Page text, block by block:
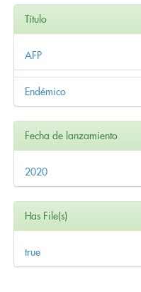
Título
AFP
Endémico
Fecha de lanzamiento
2020
Has File(s)
true